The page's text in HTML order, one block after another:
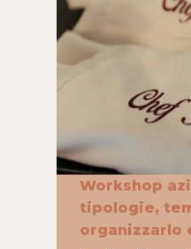
Workshop
tipologie,
organizzarlo